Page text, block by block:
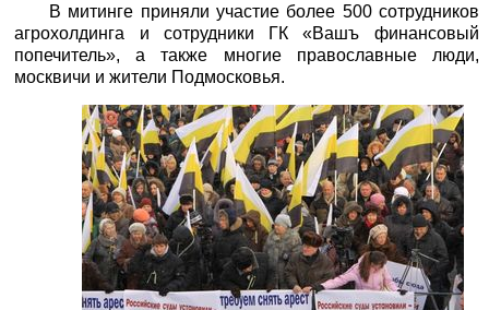
В митинге приняли участие более 500 сотрудников
агрохолдинга и сотрудники ГК «Вашъ финансовый
попечитель», а также многие православные люди,
москвичи и жители Подмосковья.